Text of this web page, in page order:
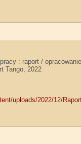
: raport /
Tango, 2022
uploads/2022/12/